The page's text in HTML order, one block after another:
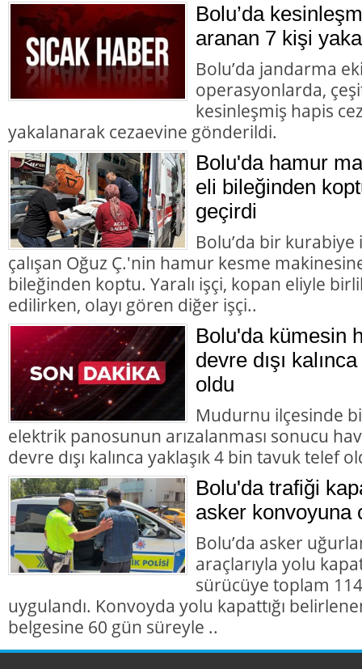
Bolu’da
aranan 7 kişi
Bolu’da jandarma
operasyonlarda,
kesinleşmiş hapis
yakalanarak cezaevine gönderildi.
Bolu'da hamur
eli bileğinden
geçirdi
Bolu’da bir
çalışan Oğuz Ç.'nin hamur kesme
bileğinden koptu. Yaralı işçi, kopan eliyle
edilirken, olayı gören diğer işçi..
Bolu'da kümesin
devre dışı
oldu
Mudurnu ilçesinde
elektrik panosunun arızalanması sonucu
devre dışı kalınca yaklaşık 4 bin tavuk telef
Bolu'da trafiği
asker konvoyuna
Bolu’da asker
araçlarıyla yolu
sürücüye toplam
uygulandı. Konvoyda yolu kapattığı
belgesine 60 gün süreyle ..